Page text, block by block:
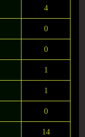
4
0
0
1
1
0
14